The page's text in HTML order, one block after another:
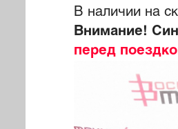
В наличии на
Внимание!
перед